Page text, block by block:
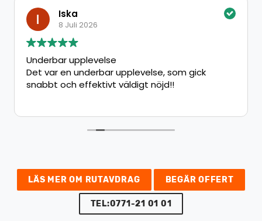
Iska
8 Juli 2026
Underbar upplevelse
Det var en underbar upplevelse, som gick
snabbt och effektivt väldigt nöjd!!
LÄS MER OM RUTAVDRAG BEGÄR OFFERT
TEL:0771-21 01 01